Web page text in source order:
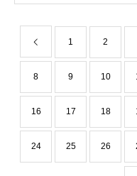
1 2
8 9 10
16 17 18
24 25 26